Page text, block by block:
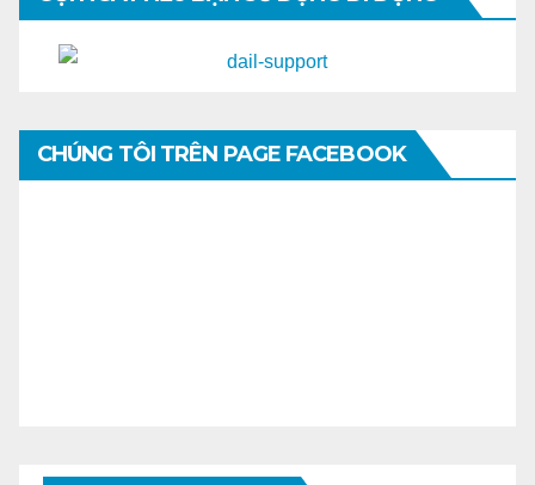
CHÚNG TÔI TRÊN PAGE FACEBOOK